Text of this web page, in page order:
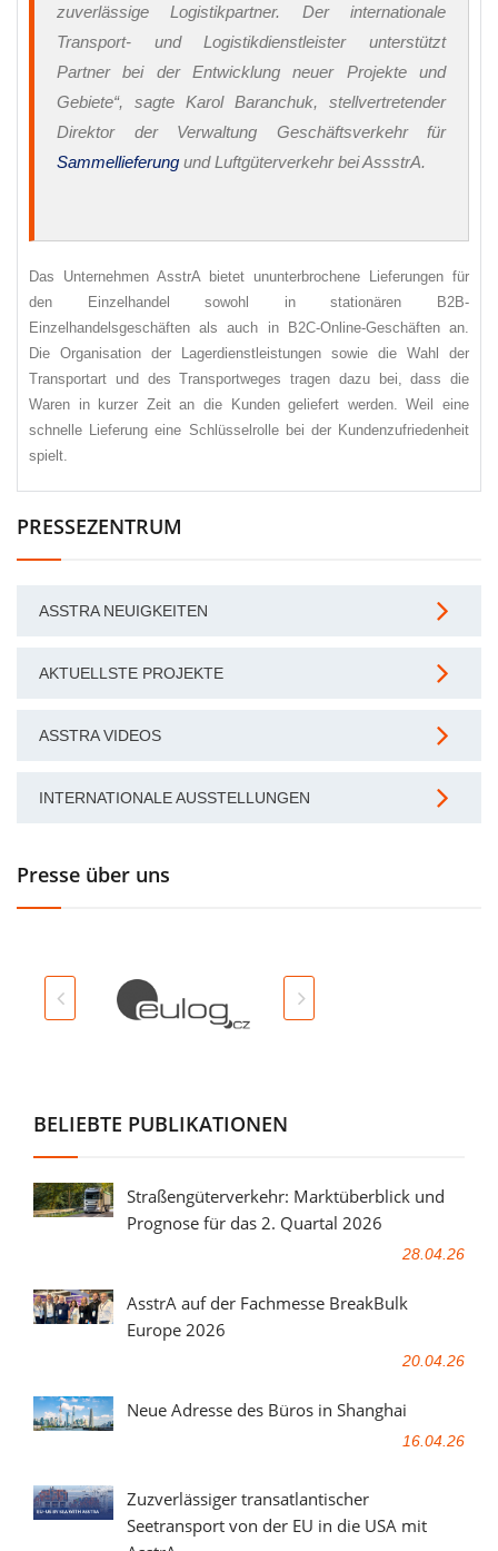
zuverlässige Logistikpartner. Der internationale
Transport- und Logistikdienstleister unterstützt
Partner bei der Entwicklung neuer Projekte und
Gebiete“, sagte Karol Baranchuk, stellvertretender
Direktor der Verwaltung Geschäftsverkehr für
Sammellieferung und Luftgüterverkehr bei AssstrA.
Das Unternehmen AsstrA bietet ununterbrochene Lieferungen für
den Einzelhandel sowohl in stationären B2B-
Einzelhandelsgeschäften als auch in B2C-Online-Geschäften an.
Die Organisation der Lagerdienstleistungen sowie die Wahl der
Transportart und des Transportweges tragen dazu bei, dass die
Waren in kurzer Zeit an die Kunden geliefert werden. Weil eine
schnelle Lieferung eine Schlüsselrolle bei der Kundenzufriedenheit
spielt.
PRESSEZENTRUM
ASSTRA NEUIGKEITEN
AKTUELLSTE PROJEKTE
ASSTRA VIDEOS
INTERNATIONALE AUSSTELLUNGEN
Presse über uns
BELIEBTE PUBLIKATIONEN
Straßengüterverkehr: Marktüberblick und
Prognose für das 2. Quartal 2026
28.04.26
AsstrA auf der Fachmesse BreakBulk
Europe 2026
20.04.26
Neue Adresse des Büros in Shanghai
16.04.26
Zuzverlässiger transatlantischer
Seetransport von der EU in die USA mit